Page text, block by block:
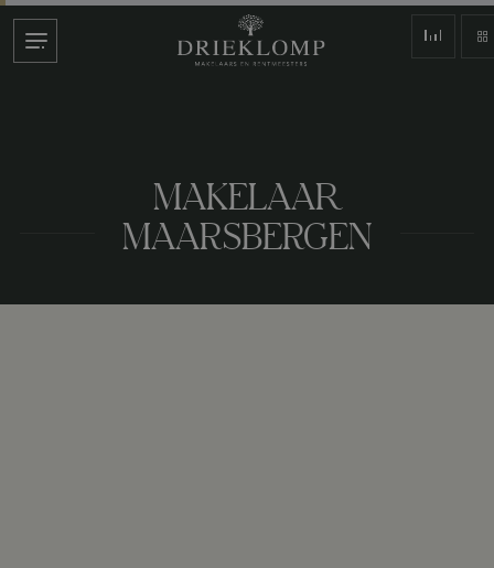
MAKELAAR
MAARSBERGEN